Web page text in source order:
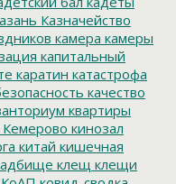
Казначейство
камера камеры
капитальный
каратин катастрофа
качество
квартиры
Кемерово кинозал
китай кишечная
клещ клещи